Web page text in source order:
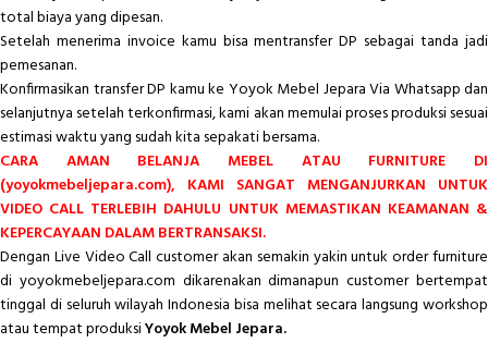
total biaya yang dipesan.
Setelah menerima invoice kamu bisa mentransfer DP sebagai tanda jadi
pemesanan.
Konfirmasikan transfer DP kamu ke Yoyok Mebel Jepara Via Whatsapp dan
selanjutnya setelah terkonfirmasi, kami akan memulai proses produksi sesuai
estimasi waktu yang sudah kita sepakati bersama.
CARA AMAN BELANJA MEBEL ATAU FURNITURE DI
(yoyokmebeljepara.com), KAMI SANGAT MENGANJURKAN UNTUK
VIDEO CALL TERLEBIH DAHULU UNTUK MEMASTIKAN KEAMANAN &
KEPERCAYAAN DALAM BERTRANSAKSI.
Dengan Live Video Call customer akan semakin yakin untuk order furniture
di yoyokmebeljepara.com dikarenakan dimanapun customer bertempat
tinggal di seluruh wilayah Indonesia bisa melihat secara langsung workshop
atau tempat produksiYoyok Mebel Jepara.